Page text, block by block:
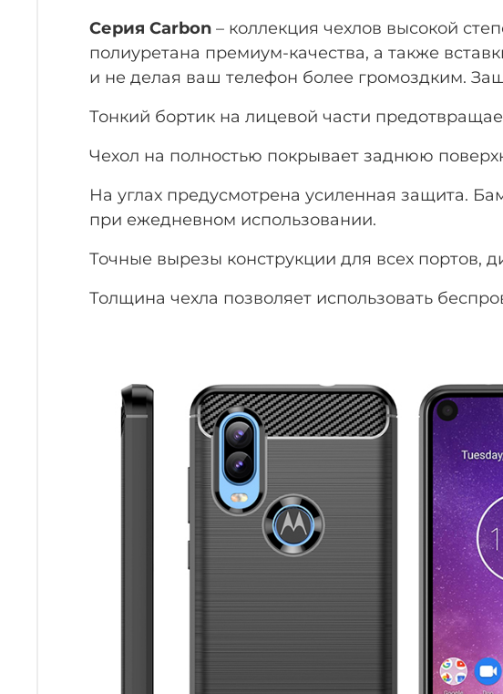
Серия Carbon – коллекция чехлов высокой
полиуретана премиум-качества, а также
и не делая ваш телефон более громоздким.
Тонкий бортик на лицевой части
Чехол на полностью покрывает заднюю
На углах предусмотрена усиленная защита.
при ежедневном использовании.
Точные вырезы конструкции для всех портов,
Толщина чехла позволяет использовать